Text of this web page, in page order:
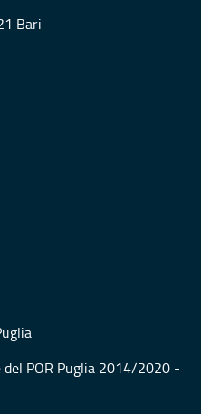
Bari
POR Puglia 2014/2020 -